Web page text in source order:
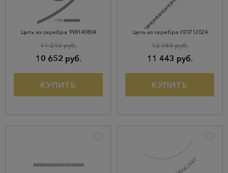
Цепь из серебра 998140804
10 652 руб.
11 213 руб.
КУПИТЬ
Цепь из серебра Р20712024
11 443 руб.
12 045 руб.
КУПИТЬ